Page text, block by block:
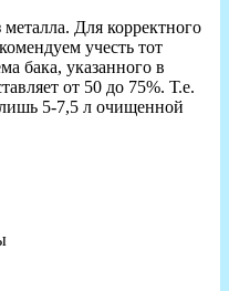
металла. Для корректного
учесть тот
бака, указанного в
от 50 до 75%. Т.е.
5-7,5 л очищенной